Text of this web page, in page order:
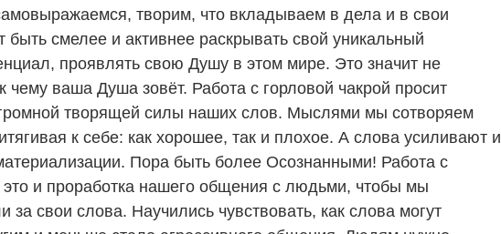
творим, что вкладываем в дела и в свои
смелее и активнее раскрывать свой уникальный
проявлять свою Душу в этом мире. Это значит не
чему ваша Душа зовёт. Работа с горловой чакрой просит
творящей силы наших слов. Мыслями мы сотворяем
к себе: как хорошее, так и плохое. А слова усиливают и
Пора быть более Осознанными! Работа с
и проработка нашего общения с людьми, чтобы мы
за свои слова. Научились чувствовать, как слова могут